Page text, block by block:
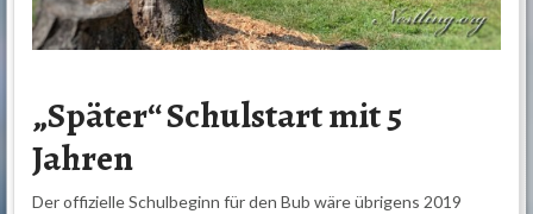
„Später“ Schulstart mit 5
Jahren
Der offizielle Schulbeginn für den Bub wäre übrigens 2019